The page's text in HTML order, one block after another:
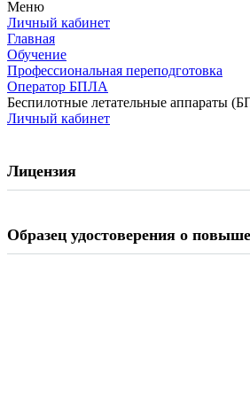
Меню
Личный кабинет
Главная
Обучение
Профессиональная переподготовка
Оператор БПЛА
Беспилотные летательные аппараты
Личный кабинет
Лицензия
Образец удостоверения о